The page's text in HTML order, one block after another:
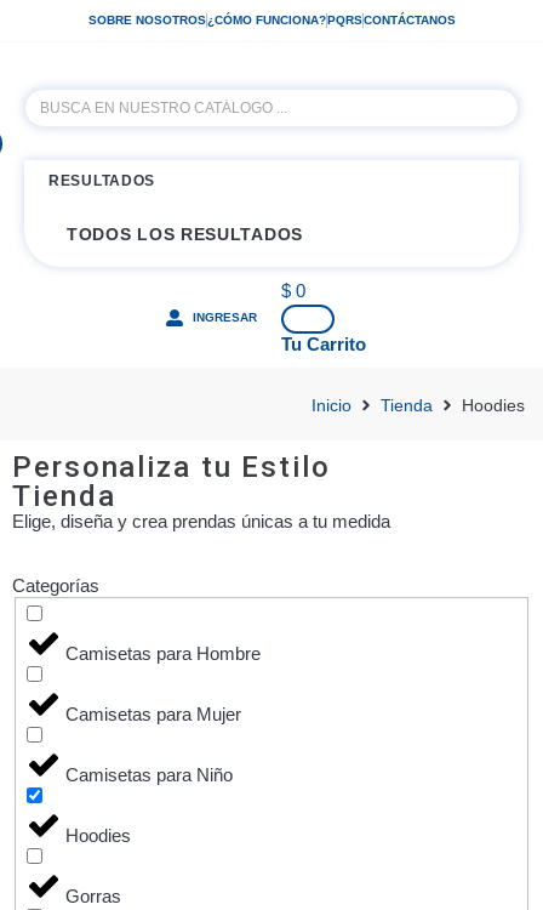
SOBRE NOSOTROS ¿CÓMO FUNCIONA?PQRSCONTÁCTANOS
RESULTADOS
TODOS LOS RESULTADOS
INGRESAR
$ 0
Tu Carrito
Inicio Tienda Hoodies
Personaliza tu Estilo
Tienda
Elige, diseña y crea prendas únicas a tu medida
Categorías
Camisetas para Hombre
Camisetas para Mujer
Camisetas para Niño
Hoodies
Gorras